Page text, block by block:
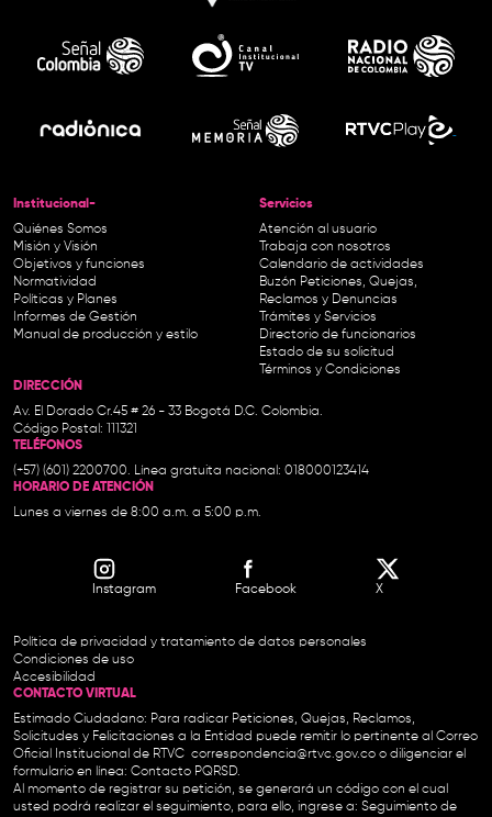
Institucional-
Quiénes Somos
Misión y Visión
Objetivos y funciones
Normatividad
Políticas y Planes
Informes de Gestión
Manual de producción y estilo
Servicios
Atención al usuario
Trabaja con nosotros
Calendario de actividades
Buzón Peticiones, Quejas,
Reclamos y Denuncias
Trámites y Servicios
Directorio de funcionarios
Estado de su solicitud
Términos y Condiciones
DIRECCIÓN
Av. El Dorado Cr.45 # 26 - 33 Bogotá D.C. Colombia.
Código Postal: 111321
TELÉFONOS
(+57) (601) 2200700. Línea gratuita nacional: 018000123414
HORARIO DE ATENCIÓN
Lunes a viernes de 8:00 a.m. a 5:00 p.m.
Instagram Facebook X
Política de privacidad y tratamiento de datos personales
Condiciones de uso
Accesibilidad
CONTACTO VIRTUAL
Estimado Ciudadano: Para radicar Peticiones, Quejas, Reclamos,
Solicitudes y Felicitaciones a la Entidad puede remitir lo pertinente al Correo
Oficial Institucional de RTVC correspondencia@rtvc.gov.co o diligenciar el
formulario en línea: Contacto PQRSD.
Al momento de registrar su petición, se generará un código con el cual
usted podrá realizar el seguimiento, para ello, ingrese a: Seguimiento de